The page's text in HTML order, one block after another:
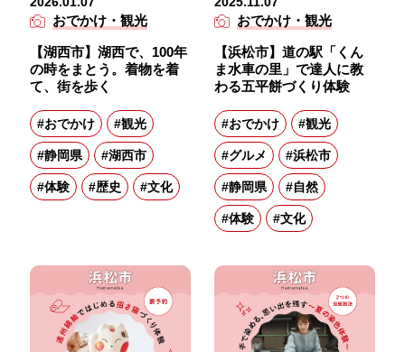
おでかけ・観光
【湖西市】湖西で、100年
の時をまとう。着物を着
て、街を歩く
#おでかけ #観光
#静岡県 #湖西市
#体験 #歴史 #文化
おでかけ・観光
【浜松市】道の駅「くん
ま水車の里」で達人に教
わる五平餅づくり体験
#おでかけ #観光
#グルメ #浜松市
#静岡県 #自然
#体験 #文化